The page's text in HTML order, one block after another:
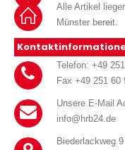
Alle Artikel
Münster bereit.
Telefon: +49
Fax +49 251 60
Unsere E-Mail
info@hrb24.de
Biederlackweg 9